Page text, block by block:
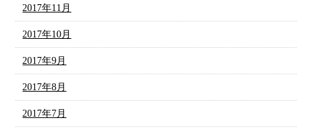
2017年11月
2017年10月
2017年9月
2017年8月
2017年7月